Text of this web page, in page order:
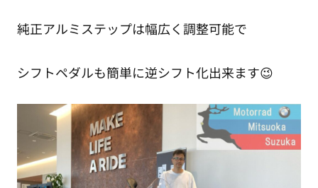
純正アルミステップは幅広く調整可能で
シフトペダルも簡単に逆シフト化出来ます😉